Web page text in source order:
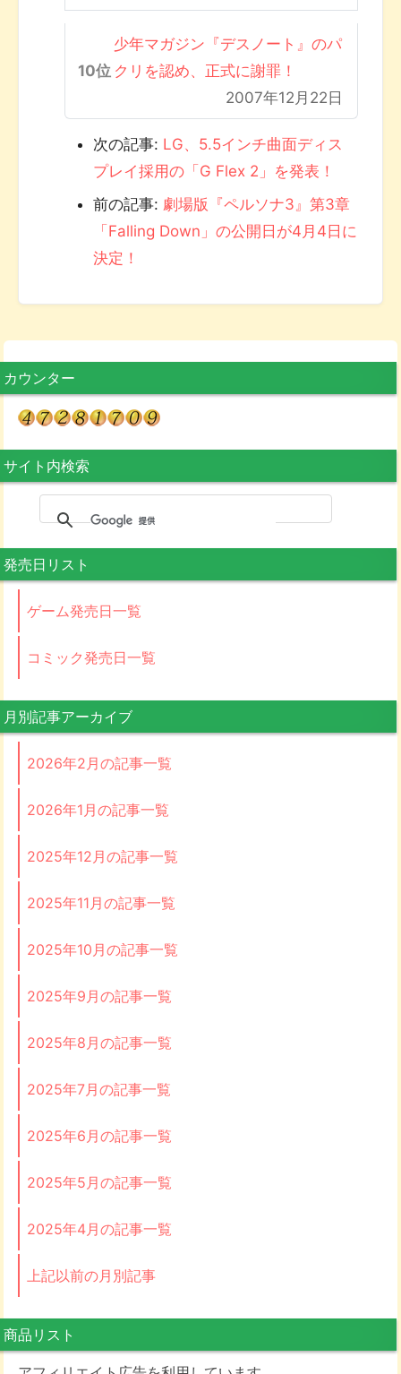
少年マガジン『デスノート』のパ
クリを認め、正式に謝罪！
2007年12月22日
次の記事: LG、5.5インチ曲面ディス
プレイ採用の「G Flex 2」を発表！
前の記事: 劇場版『ペルソナ3』第3章
「Falling Down」の公開日が4月4日に
決定！
カウンター
サイト内検索
発売日リスト
ゲーム発売日一覧
コミック発売日一覧
月別記事アーカイブ
2026年2月の記事一覧
2026年1月の記事一覧
2025年12月の記事一覧
2025年11月の記事一覧
2025年10月の記事一覧
2025年9月の記事一覧
2025年8月の記事一覧
2025年7月の記事一覧
2025年6月の記事一覧
2025年5月の記事一覧
2025年4月の記事一覧
上記以前の月別記事
商品リスト